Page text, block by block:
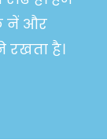
नें और
रखता है।